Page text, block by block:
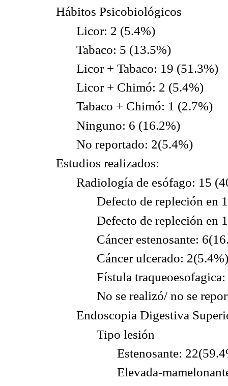
Hábitos Psicobiológicos
Licor: 2 (5.4%)
Tabaco: 5 (13.5%)
Licor + Tabaco: 19 (51.3%)
Licor + Chimó: 2 (5.4%)
Tabaco + Chimó: 1 (2.7%)
Ninguno: 6 (16.2%)
No reportado: 2(5.4%)
Estudios realizados:
Radiología de esófago: 15
Defecto de repleción en
Defecto de repleción en
Cáncer estenosante:
Cáncer ulcerado: 2(5.4%)
Fístula
No se realizó/ no se
Endoscopia Digestiva
Tipo lesión
Estenosante:
Elevada-